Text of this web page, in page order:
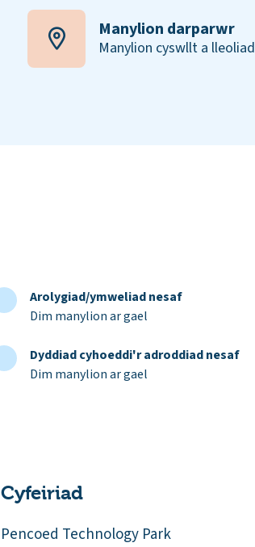
Manylion darparwr
Manylion cyswllt a lleoliad
Arolygiad/ymweliad nesaf
Dim manylion ar gael
Dyddiad cyhoeddi'r adroddiad nesaf
Dim manylion ar gael
Cyfeiriad
Pencoed Technology Park